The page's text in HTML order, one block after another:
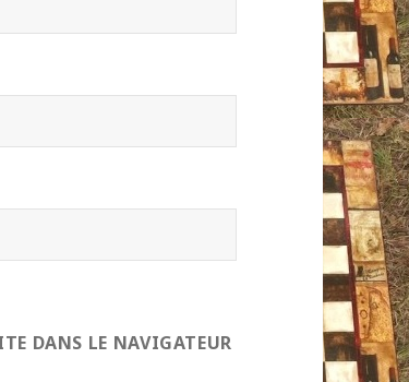
DANS LE NAVIGATEUR